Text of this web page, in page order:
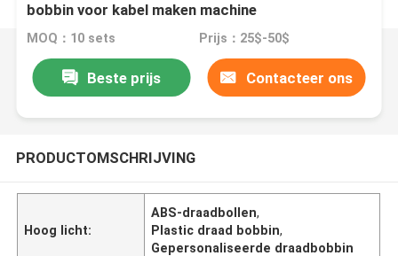
bobbin voor kabel maken machine
MOQ：10 sets Prijs：25$-50$
Beste prijs Contacteer ons
PRODUCTOMSCHRIJVING
Hoog licht:
ABS-draadbollen,
Plastic draad bobbin,
Gepersonaliseerde draadbobbin